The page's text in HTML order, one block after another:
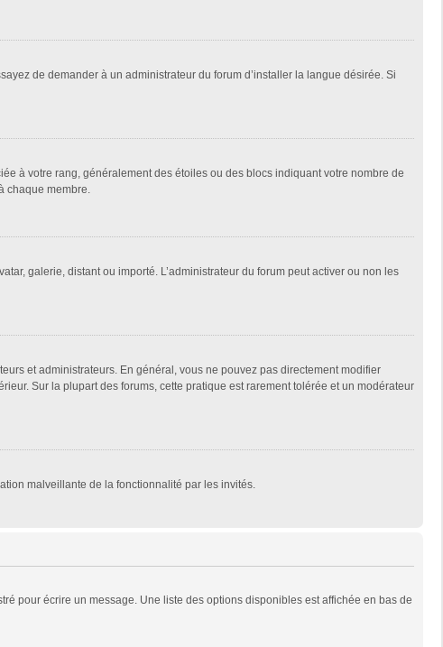
de demander à un administrateur du forum d’installer la langue désirée. Si
à votre rang, généralement des étoiles ou des blocs indiquant votre nombre de
chaque membre.
galerie, distant ou importé. L’administrateur du forum peut activer ou non les
et administrateurs. En général, vous ne pouvez pas directement modifier
Sur la plupart des forums, cette pratique est rarement tolérée et un modérateur
malveillante de la fonctionnalité par les invités.
pour écrire un message. Une liste des options disponibles est affichée en bas de